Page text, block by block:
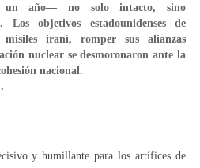
un año— no solo intacto, sino
Los objetivos estadounidenses de
iraní, romper sus alianzas
nuclear se desmoronaron ante la
nacional.
y humillante para los artífices de